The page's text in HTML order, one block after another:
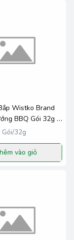
Wistko Brand
BBQ Gói 32g _
Food VN
Gói/32g
vào giỏ